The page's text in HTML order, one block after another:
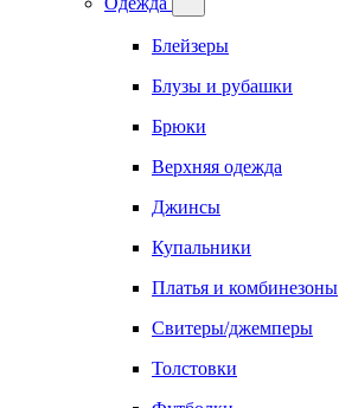
Блейзеры
Блузы и рубашки
Брюки
Верхняя одежда
Джинсы
Купальники
Платья и комбинезоны
Свитеры/джемперы
Толстовки